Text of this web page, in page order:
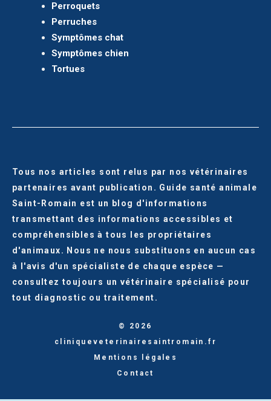
Perroquets
Perruches
Symptômes chat
Symptômes chien
Tortues
Tous nos articles sont relus par nos vétérinaires
partenaires avant publication. Guide santé animale
Saint-Romain est un blog d'informations
transmettant des informations accessibles et
compréhensibles à tous les propriétaires
d'animaux. Nous ne nous substituons en aucun cas
à l'avis d'un spécialiste de chaque espèce —
consultez toujours un vétérinaire spécialisé pour
tout diagnostic ou traitement.
© 2026
cliniqueveterinairesaintromain.fr
Mentions légales
Contact